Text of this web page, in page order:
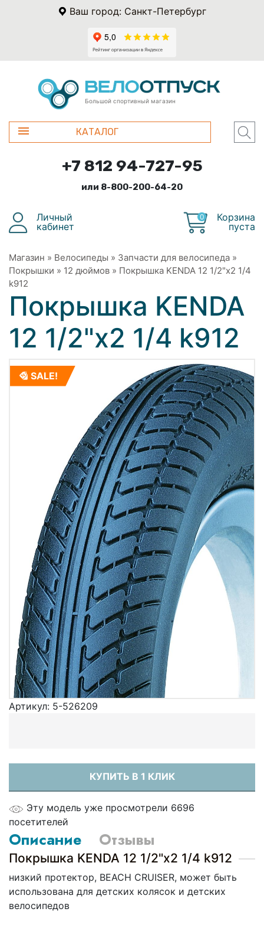
Ваш город: Санкт-Петербург
Большой спортивный магазин
КАТАЛОГ
+7 812 94-727-95
или 8-800-200-64-20
Личный
кабинет
0
Корзина
пуста
Магазин » Велосипеды » Запчасти для велосипеда »
Покрышки » 12 дюймов » Покрышка KENDA 12 1/2"х2 1/4
k912
Покрышка KENDA
12 1/2"х2 1/4 k912
SALE!
Артикул: 5-526209
КУПИТЬ В 1 КЛИК
Эту модель уже просмотрели 6696
посетителей
Описание Отзывы
Покрышка KENDA 12 1/2"х2 1/4 k912
низкий протектор, BEACH CRUISER, может быть
использована для детских колясок и детских
велосипедов